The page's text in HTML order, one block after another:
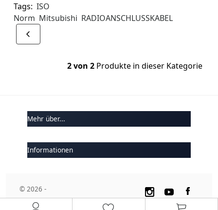
Tags: ISO
Norm Mitsubishi RADIOANSCHLUSSKABEL
2 von 2 Produkte in dieser Kategorie
Mehr über...
Informationen
© 2026 -
Multiplanet GmbH